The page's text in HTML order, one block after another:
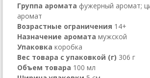
Группа аромата фужерный аромат;
аромат
Возрастные ограничения 14+
Назначение аромата мужской
Упаковка коробка
Вес товара с упаковкой (г) 306 г
Объем товара 100 мл